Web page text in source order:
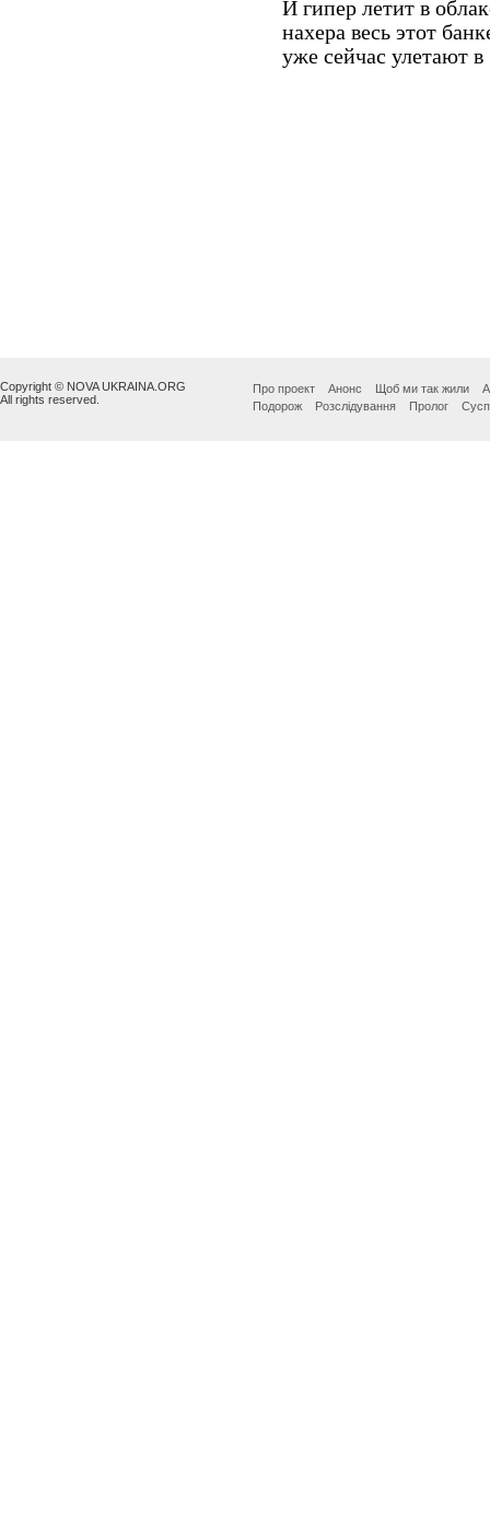
Copyright © NOVA UKRAINA.ORG
All rights reserved.
Про проект Анонс Щоб ми так жили
Подорож
Розслідування Пролог